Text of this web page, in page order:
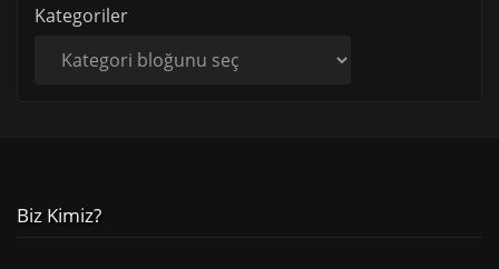
Kategoriler
Biz Kimiz?